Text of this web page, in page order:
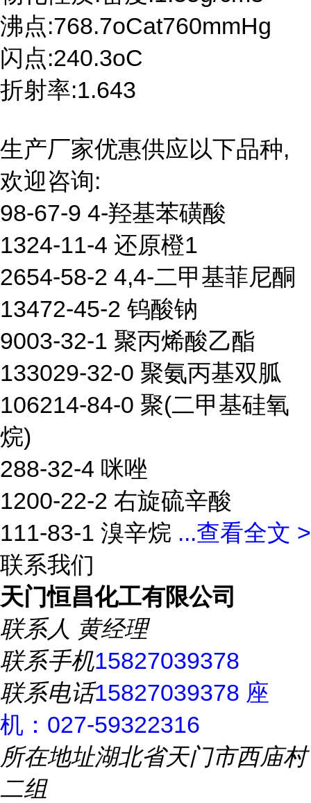
沸点:768.7oCat760mmHg
闪点:240.3oC
折射率:1.643
生产厂家优惠供应以下品种,
欢迎咨询:
98-67-9 4-羟基苯磺酸
1324-11-4 还原橙1
2654-58-2 4,4-二甲基菲尼酮
13472-45-2 钨酸钠
9003-32-1 聚丙烯酸乙酯
133029-32-0 聚氨丙基双胍
106214-84-0 聚(二甲基硅氧
烷)
288-32-4 咪唑
1200-22-2 右旋硫辛酸
111-83-1 溴辛烷 ...查看全文 >
联系我们
天门恒昌化工有限公司
联系人 黄经理
联系手机15827039378
联系电话15827039378 座
机：027-59322316
所在地址湖北省天门市西庙村
二组